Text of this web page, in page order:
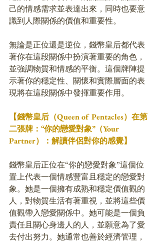
己的情感需求並表達出來，同時也要意
識到人際關係的價值和重要性。
無論是正位還是逆位，錢幣皇后都代表
著你在這段關係中扮演著重要的角色，
並強調物質和情感的平衡。這個牌陣提
示著你的穩定性、關懷和實際層面的表
現將在這段關係中發揮重要作用。
【錢幣皇后（Queen of Pentacles）在第
二張牌：“你的戀愛對象”（Your
Partner）：解讀伴侶對你的感覺】
錢幣皇后正位在“你的戀愛對象”這個位
置上代表一個情感豐富且穩定的戀愛對
象。她是一個擁有成熟和穩定價值觀的
人，對物質生活有著重視，並將這些價
值觀帶入戀愛關係中。她可能是一個負
責任且關心身邊人的人，並願意為了愛
去付出努力。她通常也善於經濟管理，